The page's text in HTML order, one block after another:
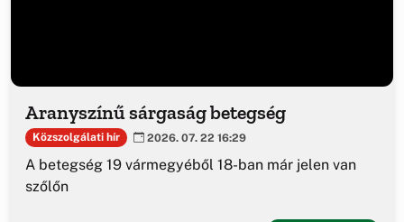
Aranyszínű sárgaság betegség
Közszolgálati hír 2026. 07. 22 16:29
A betegség 19 vármegyéből 18-ban már jelen van
szőlőn